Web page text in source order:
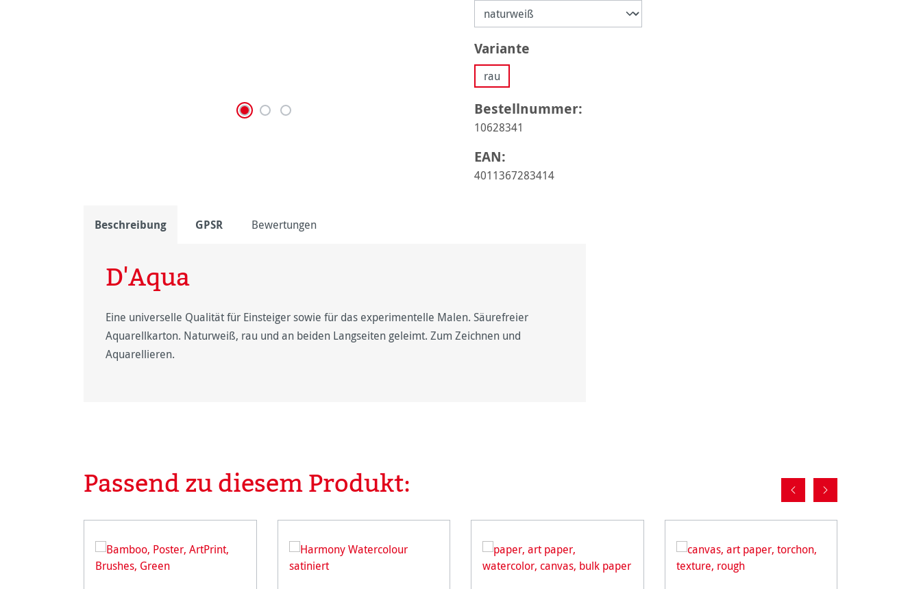
Variante
rau
Bestellnummer:
10628341
EAN:
4011367283414
Beschreibung GPSR Bewertungen
D'Aqua
Eine universelle Qualität für Einsteiger sowie für das experimentelle Malen. Säurefreier
Aquarellkarton. Naturweiß, rau und an beiden Langseiten geleimt. Zum Zeichnen und
Aquarellieren.
Produktgalerie überspringen
Passend zu diesem Produkt: